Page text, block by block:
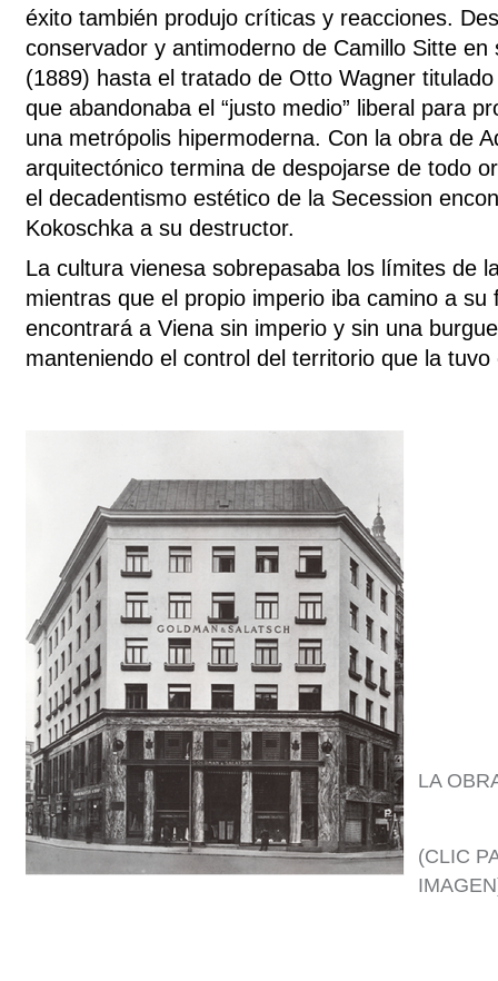
éxito también produjo críticas y reacciones.
conservador y antimoderno de Camillo Sitte
(1889) hasta el tratado de Otto Wagner
que abandonaba el “justo medio” liberal para
una metrópolis hipermoderna. Con la obra de
arquitectónico termina de despojarse de todo
el decadentismo estético de la Secession
Kokoschka a su destructor.
La cultura vienesa sobrepasaba los límites de
mientras que el propio imperio iba camino a su
encontrará a Viena sin imperio y sin una
manteniendo el control del territorio que la
LA
(CLIC